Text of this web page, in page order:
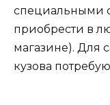
специальными
приобрести в
магазине). Для
кузова